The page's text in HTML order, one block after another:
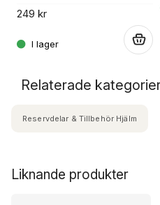
249 kr
Liknande produkter
Relaterade
Reservdelar & Tillbehör Hjälm